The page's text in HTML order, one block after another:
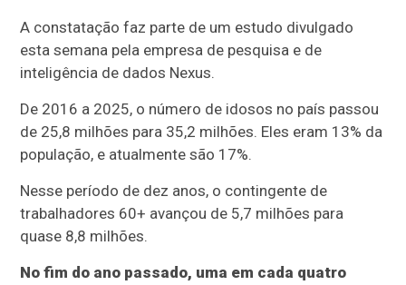
A constatação faz parte de um estudo divulgado
esta semana pela empresa de pesquisa e de
inteligência de dados Nexus.
De 2016 a 2025, o número de idosos no país passou
de 25,8 milhões para 35,2 milhões. Eles eram 13% da
população, e atualmente são 17%.
Nesse período de dez anos, o contingente de
trabalhadores 60+ avançou de 5,7 milhões para
quase 8,8 milhões.
No fim do ano passado, uma em cada quatro